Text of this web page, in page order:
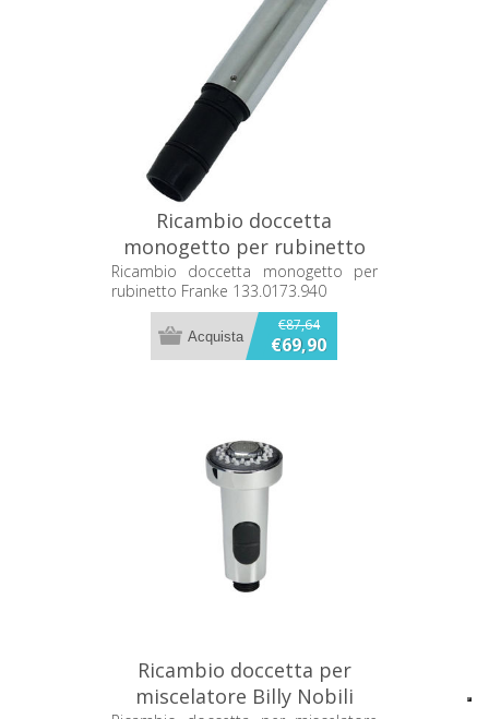
Ricambio doccetta
monogetto per rubinetto
Franke 133.0173.940
Ricambio doccetta monogetto per
rubinetto Franke 133.0173.940
€87,64
€69,90
Ricambio doccetta per
miscelatore Billy Nobili